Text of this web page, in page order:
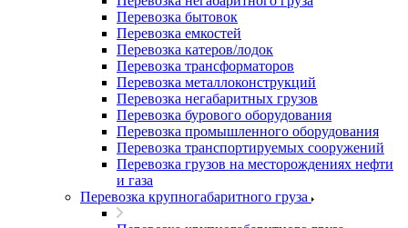
Перевозка бытовок
Перевозка емкостей
Перевозка катеров/лодок
Перевозка трансформаторов
Перевозка металлоконструкций
Перевозка негабаритных грузов
Перевозка бурового оборудования
Перевозка промышленного оборудования
Перевозка транспортируемых сооружений
Перевозка грузов на месторождениях нефти
и газа
Перевозка крупногабаритного груза